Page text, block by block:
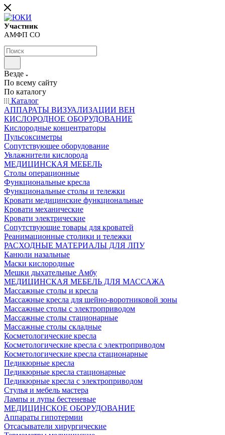
Участник
АМФП СО
Везде
По всему сайту
По каталогу
Каталог
АППАРАТЫ ВИЗУАЛИЗАЦИИ ВЕН
КИСЛОРОДНОЕ ОБОРУДОВАНИЕ
Кислородные концентраторы
Пульсоксиметры
Сопутствующее оборудование
Увлажнители кислорода
МЕДИЦИНСКАЯ МЕБЕЛЬ
Столы операционные
Функциональные кресла
Функциональные столы и тележки
Кровати медицинские функциональные
Кровати механические
Кровати электрические
Сопутствующие товары для кроватей
Реанимационные столики и тележки
РАСХОДНЫЕ МАТЕРИАЛЫ ДЛЯ ЛПУ
Канюли назальные
Маски кислородные
Мешки дыхательные Амбу
МЕДИЦИНСКАЯ МЕБЕЛЬ ДЛЯ МАССАЖА
Массажные столы и кресла
Массажные кресла для шейно-воротниковой зоны
Массажные столы с электроприводом
Массажные столы стационарные
Массажные столы складные
Косметологические кресла
Косметологические кресла с электроприводом
Косметологические кресла стационарные
Педикюрные кресла
Педикюрные кресла стационарные
Педикюрные кресла с электроприводом
Стулья и мебель мастера
Лампы и лупы бестеневые
МЕДИЦИНСКОЕ ОБОРУДОВАНИЕ
Аппараты гипотермии
Отсасыватели хирургические